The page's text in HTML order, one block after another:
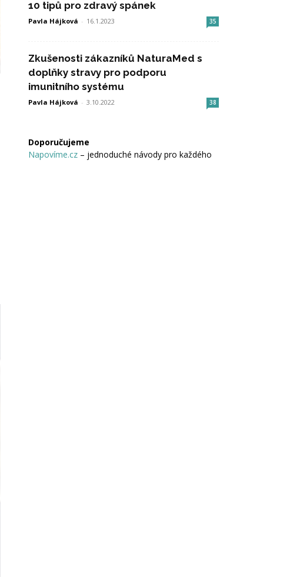
10 tipů pro zdravý spánek
Pavla Hájková - 16.1.2023 35
Zkušenosti zákazníků NaturaMed s
doplňky stravy pro podporu
imunitního systému
Pavla Hájková - 3.10.2022 38
Doporučujeme
Napovíme.cz – jednoduché návody pro každého